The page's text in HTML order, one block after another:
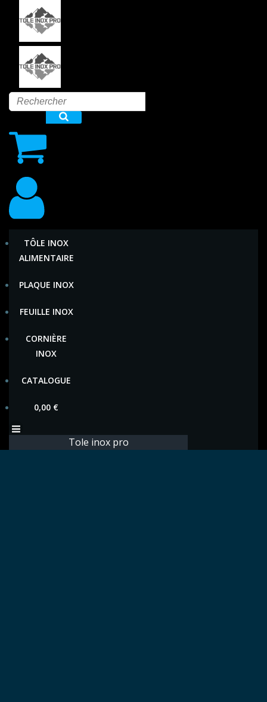
contenu
TÔLE INOX
ALIMENTAIRE
PLAQUE INOX
FEUILLE INOX
CORNIÈRE
INOX
CATALOGUE
0,00 €
Tole inox pro